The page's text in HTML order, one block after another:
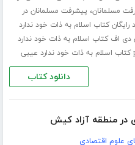
مسلمانان، پیشرفت مسلمانان در
رایگان کتاب اسلام به ذات خود ندارد
دی اف کتاب اسلام به ذات خود ندارد
دانلود کتاب
در منطقه آزاد کیش
علوم اقتصادی